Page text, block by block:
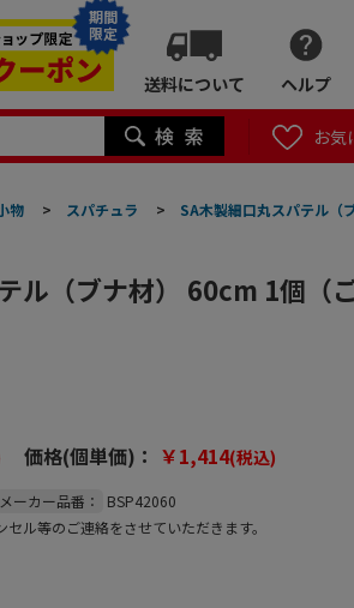
期間
限定
送料について ヘルプ
お気
物 > スパチュラ > SA木製細口丸スパテル（
ル（ブナ材） 60cm 1個（
価格(個単価)： ￥1,414(税込)
メーカー品番：
BSP42060
ル等のご連絡をさせていただきます。